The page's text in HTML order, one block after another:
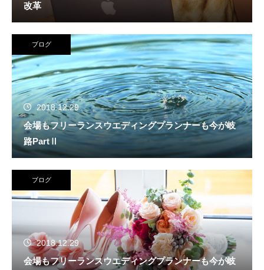
改革
ブログ
2018.12.29
会場もフリーランスウエディングプランナーも今が岐
路PartⅡ
ブログ
2018.12.29
会場もフリーランスウエディングプランナーも今が岐